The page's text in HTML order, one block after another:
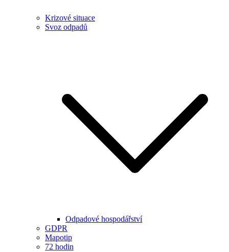
Krizové situace
Svoz odpadů
Odpadové hospodářství
GDPR
Mapotip
72 hodin